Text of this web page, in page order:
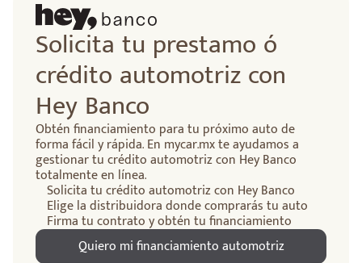
Solicita tu prestamo ó
crédito automotriz con
Hey Banco
Obtén financiamiento para tu próximo auto de
forma fácil y rápida. En mycar.mx te ayudamos a
gestionar tu crédito automotriz con Hey Banco
totalmente en línea.
Solicita tu crédito automotriz con Hey Banco
Elige la distribuidora donde comprarás tu auto
Firma tu contrato y obtén tu financiamiento
Quiero mi financiamiento automotriz